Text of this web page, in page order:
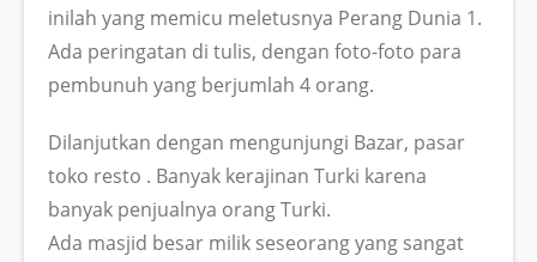
inilah yang memicu meletusnya Perang Dunia 1.
Ada peringatan di tulis, dengan foto-foto para
pembunuh yang berjumlah 4 orang.
Dilanjutkan dengan mengunjungi Bazar, pasar
toko resto . Banyak kerajinan Turki karena
banyak penjualnya orang Turki.
Ada masjid besar milik seseorang yang sangat